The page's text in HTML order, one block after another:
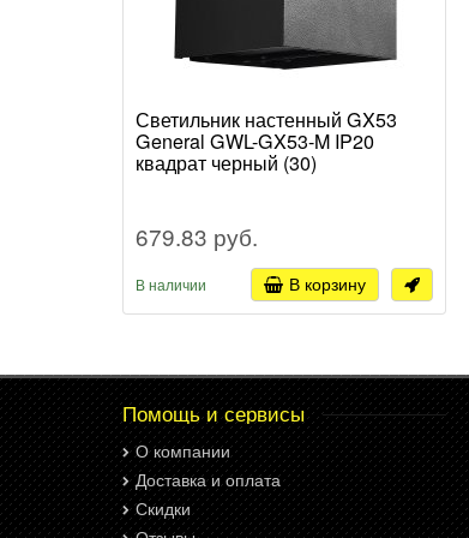
Светильник настенный GX53
General GWL-GX53-M IP20
квадрат черный (30)
679.83 руб.
В наличии В корзину
Помощь и сервисы
О компании
Доставка и оплата
Скидки